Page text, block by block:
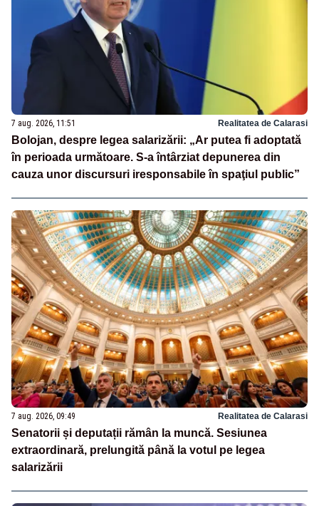
7 aug. 2026, 11:51 Realitatea de Calarasi
Bolojan, despre legea salarizării: „Ar putea fi adoptată
în perioada următoare. S-a întârziat depunerea din
cauza unor discursuri iresponsabile în spaţiul public”
7 aug. 2026, 09:49 Realitatea de Calarasi
Senatorii și deputații rămân la muncă. Sesiunea
extraordinară, prelungită până la votul pe legea
salarizării